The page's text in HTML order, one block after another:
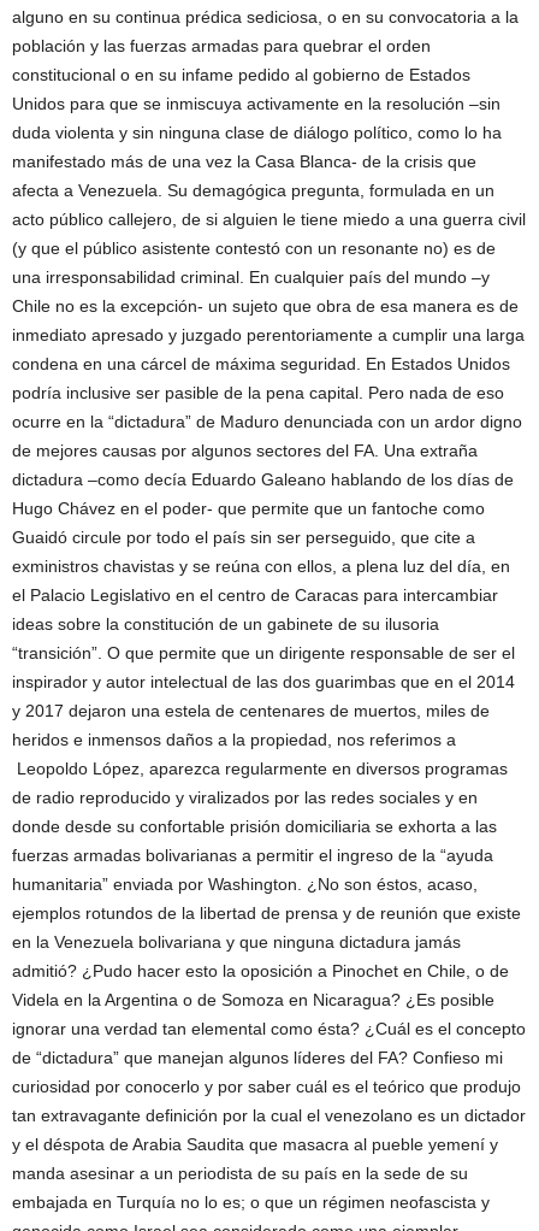
alguno en su continua prédica sediciosa, o en su convocatoria a la
población y las fuerzas armadas para quebrar el orden
constitucional o en su infame pedido al gobierno de Estados
Unidos para que se inmiscuya activamente en la resolución –sin
duda violenta y sin ninguna clase de diálogo político, como lo ha
manifestado más de una vez la Casa Blanca- de la crisis que
afecta a Venezuela. Su demagógica pregunta, formulada en un
acto público callejero, de si alguien le tiene miedo a una guerra civil
(y que el público asistente contestó con un resonante no) es de
una irresponsabilidad criminal. En cualquier país del mundo –y
Chile no es la excepción- un sujeto que obra de esa manera es de
inmediato apresado y juzgado perentoriamente a cumplir una larga
condena en una cárcel de máxima seguridad. En Estados Unidos
podría inclusive ser pasible de la pena capital. Pero nada de eso
ocurre en la “dictadura” de Maduro denunciada con un ardor digno
de mejores causas por algunos sectores del FA. Una extraña
dictadura –como decía Eduardo Galeano hablando de los días de
Hugo Chávez en el poder- que permite que un fantoche como
Guaidó circule por todo el país sin ser perseguido, que cite a
exministros chavistas y se reúna con ellos, a plena luz del día, en
el Palacio Legislativo en el centro de Caracas para intercambiar
ideas sobre la constitución de un gabinete de su ilusoria
“transición”. O que permite que un dirigente responsable de ser el
inspirador y autor intelectual de las dos guarimbas que en el 2014
y 2017 dejaron una estela de centenares de muertos, miles de
heridos e inmensos daños a la propiedad, nos referimos a
Leopoldo López, aparezca regularmente en diversos programas
de radio reproducido y viralizados por las redes sociales y en
donde desde su confortable prisión domiciliaria se exhorta a las
fuerzas armadas bolivarianas a permitir el ingreso de la “ayuda
humanitaria” enviada por Washington. ¿No son éstos, acaso,
ejemplos rotundos de la libertad de prensa y de reunión que existe
en la Venezuela bolivariana y que ninguna dictadura jamás
admitió? ¿Pudo hacer esto la oposición a Pinochet en Chile, o de
Videla en la Argentina o de Somoza en Nicaragua? ¿Es posible
ignorar una verdad tan elemental como ésta? ¿Cuál es el concepto
de “dictadura” que manejan algunos líderes del FA? Confieso mi
curiosidad por conocerlo y por saber cuál es el teórico que produjo
tan extravagante definición por la cual el venezolano es un dictador
y el déspota de Arabia Saudita que masacra al pueble yemení y
manda asesinar a un periodista de su país en la sede de su
embajada en Turquía no lo es; o que un régimen neofascista y